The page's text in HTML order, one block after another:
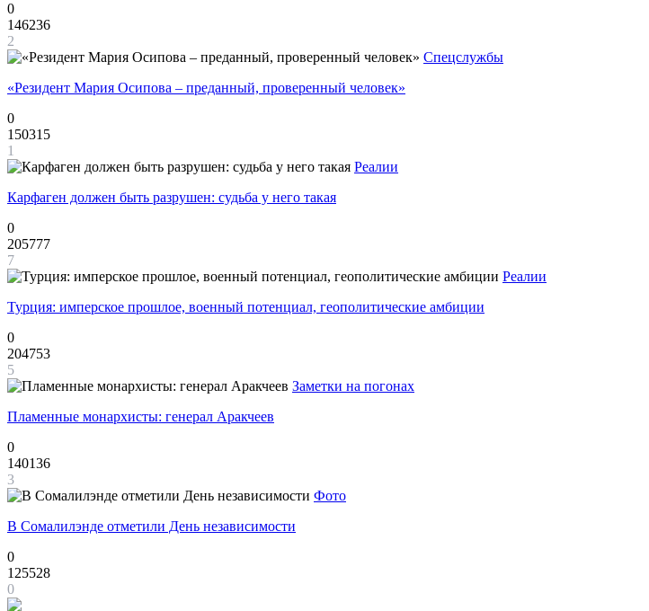
0
146236
2
Спецслужбы
«Резидент Мария Осипова – преданный, проверенный человек»
0
150315
1
Реалии
Карфаген должен быть разрушен: судьба у него такая
0
205777
7
Реалии
Турция: имперское прошлое, военный потенциал, геополитические амбиции
0
204753
5
Заметки на погонах
Пламенные монархисты: генерал Аракчеев
0
140136
3
Фото
В Сомалилэнде отметили День независимости
0
125528
0